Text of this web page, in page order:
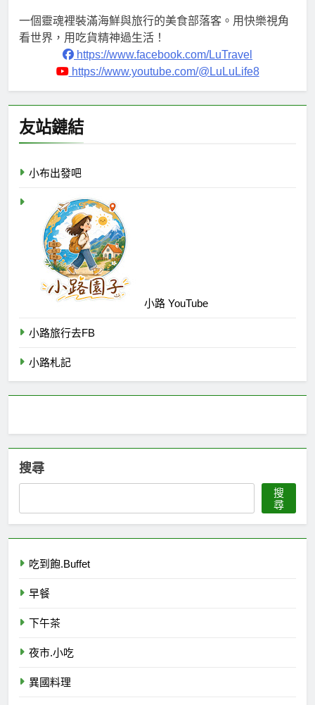
一個靈魂裡裝滿海鮮與旅行的美食部落客。用快樂視角
看世界，用吃貨精神過生活！
https://www.facebook.com/LuTravel
https://www.youtube.com/@LuLuLife8
友站鏈結
小布出發吧
小路 YouTube
小路旅行去FB
小路札記
搜尋
搜
尋
吃到飽.Buffet
早餐
下午茶
夜市.小吃
異國料理